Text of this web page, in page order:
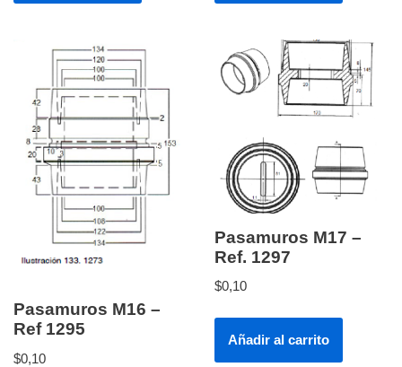
Pasamuros M16 –
Ref 1295
$0,10
Pasamuros M17 –
Ref. 1297
$0,10
Añadir al carrito